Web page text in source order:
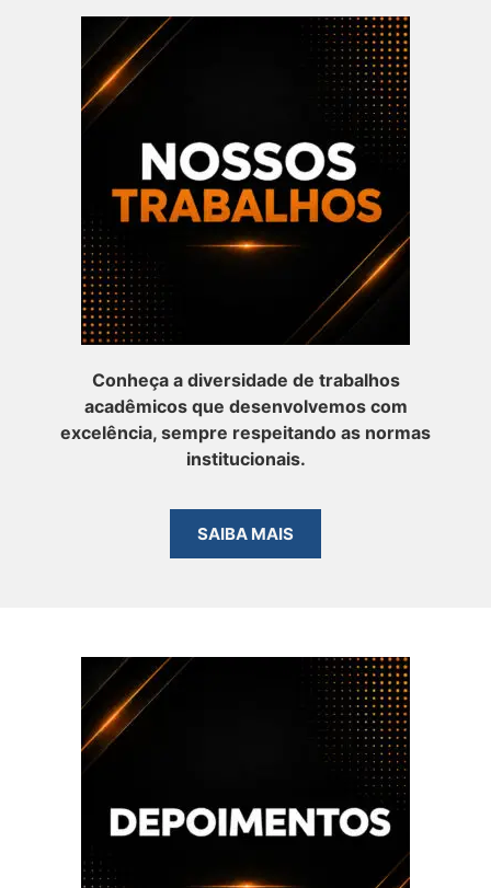
Conheça a diversidade de trabalhos
acadêmicos que desenvolvemos com
excelência, sempre respeitando as normas
institucionais.
SAIBA MAIS